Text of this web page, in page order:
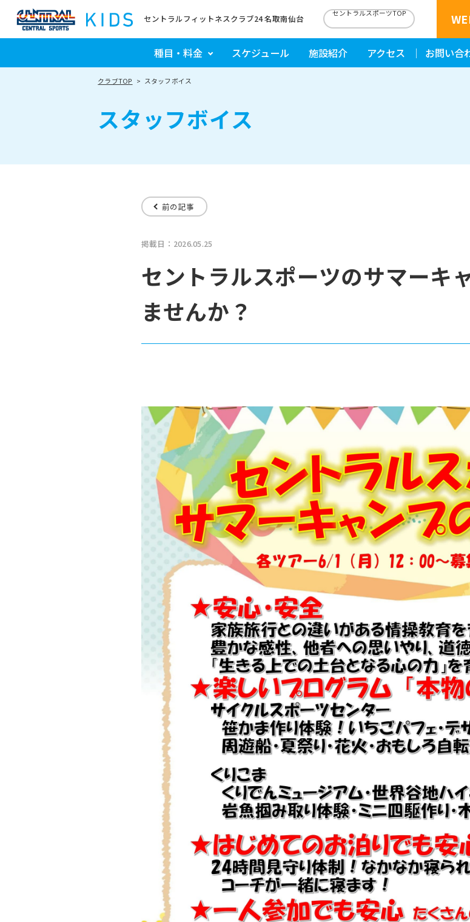
セントラルフィットネスクラブ24 名取南仙台 セントラルスポーツTOP
種目・料金 スケジュール 施設紹介 アクセス お問い合
クラブTOP スタッフボイス
スタッフボイス
前の記事
掲載日：2026.05.25
セントラルスポーツのサマーキ
ませんか？